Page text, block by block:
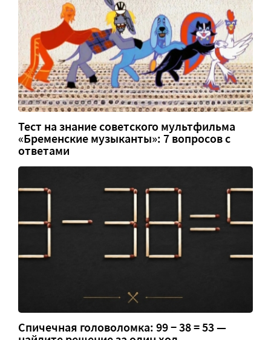
Тест на знание советского мультфильма
«Бременские музыканты»: 7 вопросов с
ответами
Спичечная головоломка: 99 − 38 = 53 —